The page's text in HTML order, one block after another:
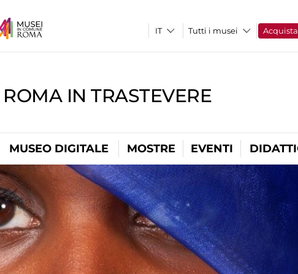
Tutti i musei Acquista
IN TRASTEVERE
MUSEO DIGITALE MOSTRE EVENTI